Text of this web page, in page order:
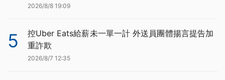
2026/8/8 19:09
5
控Uber Eats給薪未一單一計 外送員團體揚言提告加
重詐欺
2026/8/7 12:35